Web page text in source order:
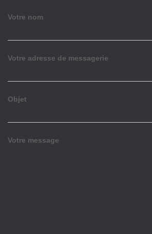
Votre nom
Votre adresse de messagerie
Objet
Votre message